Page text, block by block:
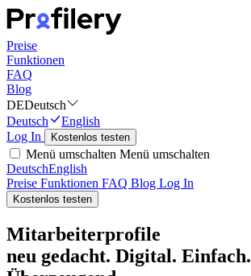
Preise
Funktionen
FAQ
Blog
DEDeutsch
Deutsch
English
Log In
Kostenlos testen
Menü umschalten Menü umschalten
DeutschEnglish
Preise Funktionen FAQ Blog Log In
Kostenlos testen
Mitarbeiterprofile
neu gedacht. Digital. Einfach.